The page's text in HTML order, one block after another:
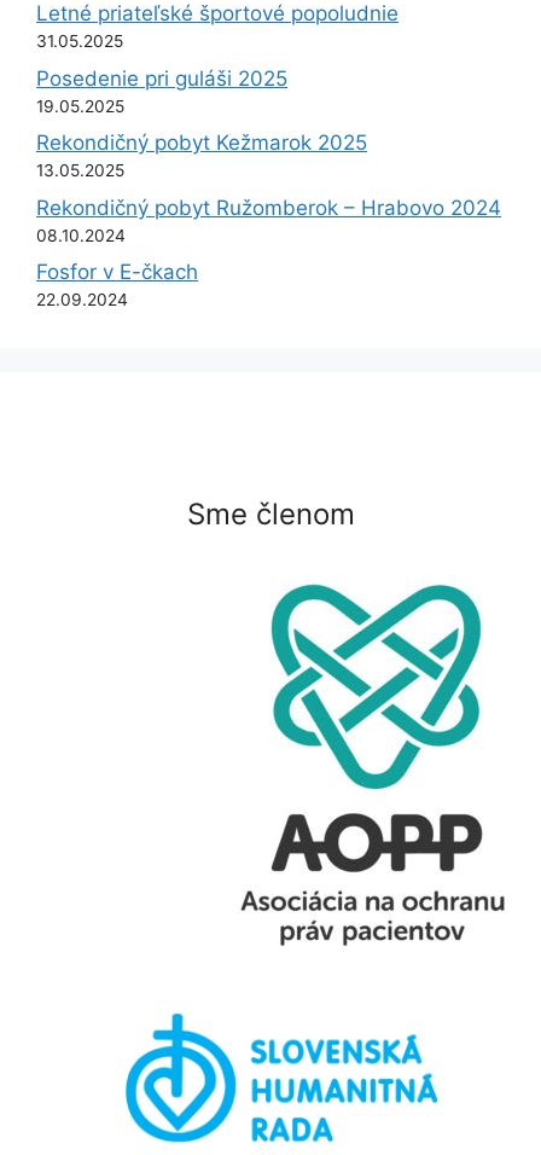
Letné priateľské športové popoludnie
31.05.2025
Posedenie pri guláši 2025
19.05.2025
Rekondičný pobyt Kežmarok 2025
13.05.2025
Rekondičný pobyt Ružomberok – Hrabovo 2024
08.10.2024
Fosfor v E-čkach
22.09.2024
Sme členom